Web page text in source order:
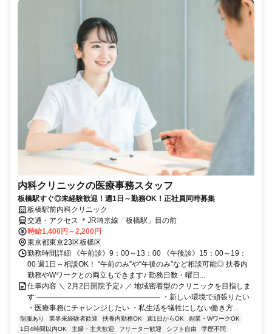
内科クリニックの医療事務スタッフ
板橋駅すぐ◎未経験歓迎！週1日～勤務OK！正社員同時募集
板橋駅前内科クリニック
交通・アクセス ＊JR埼京線「板橋駅」目の前
時給1,400円～2,200円
東京都東京23区板橋区
勤務時間詳細 《午前診》9：00～13：00 《午後診》15：00～19：
00 週1日～相談OK！ “午前のみ”や“午後のみ”など相談可能◎ 扶養内
勤務やWワークとの両立もできます♪ 勤務日数・曜日...
仕事内容 ＼ 2月2日開院予定♪ ／ 地域密着型のクリニックを目指しま
す ――――――――――――――――― ・新しい環境で頑張りたい
・医療事務にチャレンジしたい ・私生活を犠牲にしない働き方...
制服あり 業界未経験者歓迎 扶養内勤務OK 週1日からOK
副業・WワークOK
1日4時間以内OK
主婦・主夫歓迎 フリーター歓迎 シフト自由
学歴不問